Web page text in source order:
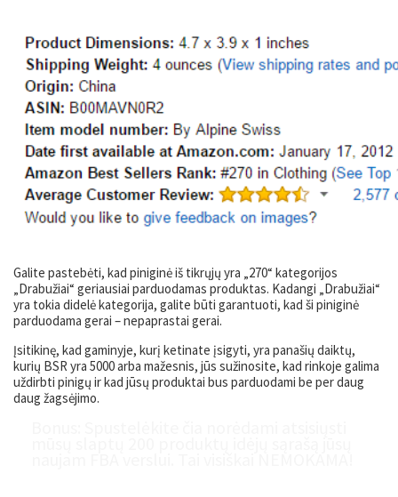
Galite pastebėti, kad piniginė iš tikrųjų yra „270“ kategorijos
„Drabužiai“ geriausiai parduodamas produktas. Kadangi „Drabužiai“
yra tokia didelė kategorija, galite būti garantuoti, kad ši piniginė
parduodama gerai – nepaprastai gerai.
Įsitikinę, kad gaminyje, kurį ketinate įsigyti, yra panašių daiktų,
kurių BSR yra 5000 arba mažesnis, jūs sužinosite, kad rinkoje galima
uždirbti pinigų ir kad jūsų produktai bus parduodami be per daug
daug žagsėjimo.